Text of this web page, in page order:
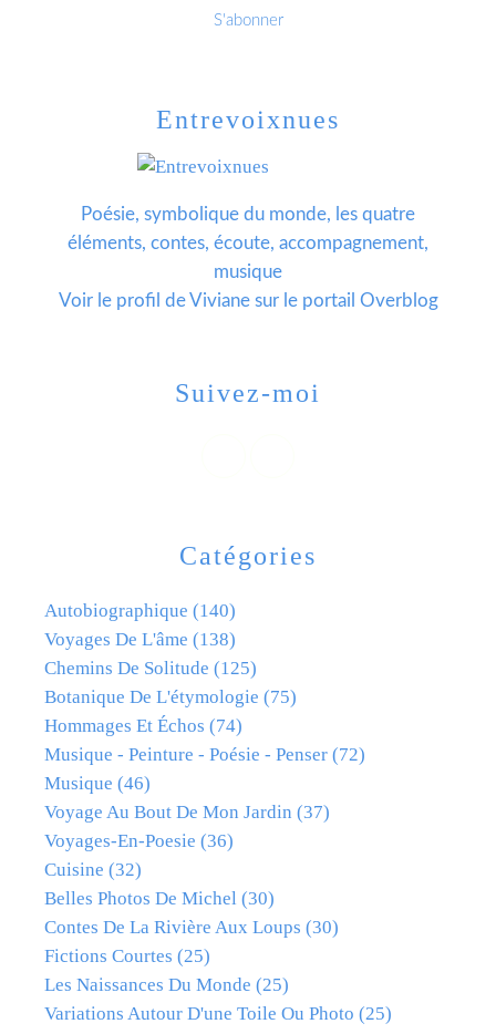
Catégories
Autobiographique (140)
Voyages De L'âme (138)
Chemins De Solitude (125)
Botanique De L'étymologie (75)
Hommages Et Échos (74)
Musique - Peinture - Poésie - Penser (72)
Musique (46)
Voyage Au Bout De Mon Jardin (37)
Voyages-En-Poesie (36)
Cuisine (32)
Belles Photos De Michel (30)
Contes De La Rivière Aux Loups (30)
Fictions Courtes (25)
Les Naissances Du Monde (25)
Variations Autour D'une Toile Ou Photo (25)
Entrevoixnues
Poésie, symbolique du monde, les quatre
éléments, contes, écoute, accompagnement,
musique
Voir le profil deVivianesur le portail Overblog
Suivez-moi